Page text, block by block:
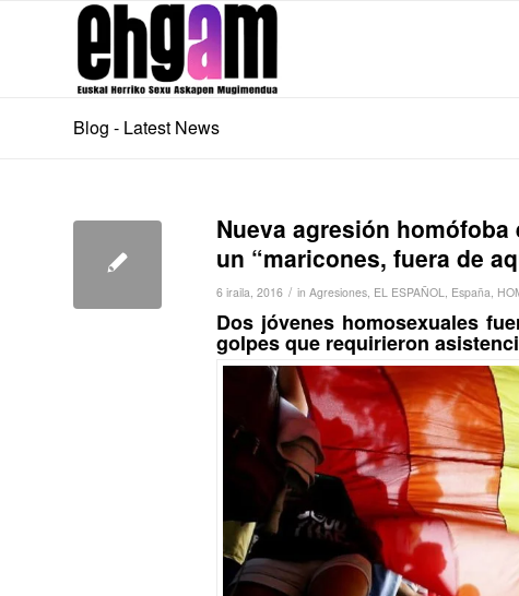
Blog - Latest News
Nueva agresión
un “maricones, fuera de
6 iraila, 2016 / in Agresiones, EL ESPAÑOL, España,
Dos jóvenes homosexuales
golpes que requirieron